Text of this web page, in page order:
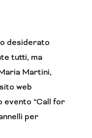
desiderato
tutti, ma
Martini,
web
evento “Call for
per